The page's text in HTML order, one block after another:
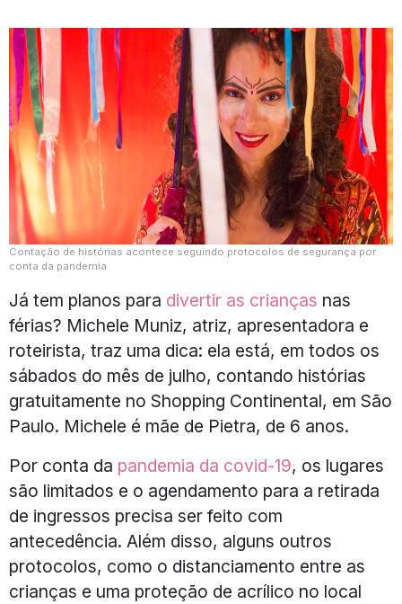
Contação de histórias acontece seguindo protocolos de segurança por
conta da pandemia
Já tem planos para divertir as crianças nas
férias? Michele Muniz, atriz, apresentadora e
roteirista, traz uma dica: ela está, em todos os
sábados do mês de julho, contando histórias
gratuitamente no Shopping Continental, em São
Paulo. Michele é mãe de Pietra, de 6 anos.
Por conta da pandemia da covid-19, os lugares
são limitados e o agendamento para a retirada
de ingressos precisa ser feito com
antecedência. Além disso, alguns outros
protocolos, como o distanciamento entre as
crianças e uma proteção de acrílico no local